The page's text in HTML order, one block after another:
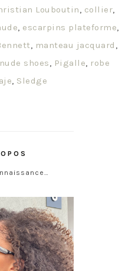
Louboutin, collier,
, escarpins plateforme,
, manteau jacquard ,
nude shoes, Pigalle, robe
, Sledge